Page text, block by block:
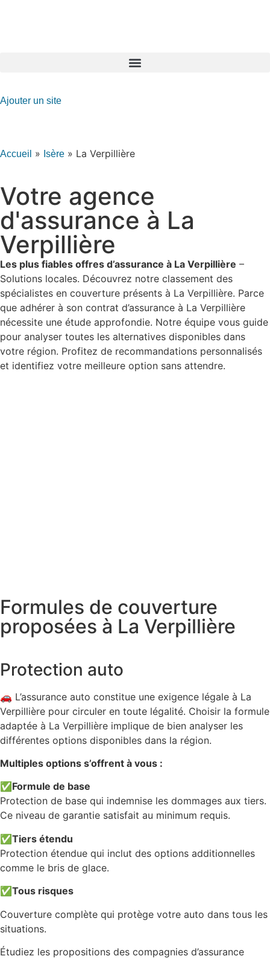
Ajouter un site
Accueil » Isère » La Verpillière
Votre agence
d'assurance à La
Verpillière
Les plus fiables offres d’assurance à La Verpillière –
Solutions locales. Découvrez notre classement des
spécialistes en couverture présents à La Verpillière. Parce
que adhérer à son contrat d’assurance à La Verpillière
nécessite une étude approfondie. Notre équipe vous guide
pour analyser toutes les alternatives disponibles dans
votre région. Profitez de recommandations personnalisés
et identifiez votre meilleure option sans attendre.
Formules de couverture
proposées à La Verpillière
Protection auto
🚗 L’assurance auto constitue une exigence légale à La
Verpillière pour circuler en toute légalité. Choisir la formule
adaptée à La Verpillière implique de bien analyser les
différentes options disponibles dans la région.
Multiples options s’offrent à vous :
✅ Formule de base
Protection de base qui indemnise les dommages aux tiers.
Ce niveau de garantie satisfait au minimum requis.
✅Tiers étendu
Protection étendue qui inclut des options additionnelles
comme le bris de glace.
✅Tous risques
Couverture complète qui protège votre auto dans tous les
situations.
Étudiez les propositions des compagnies d’assurance